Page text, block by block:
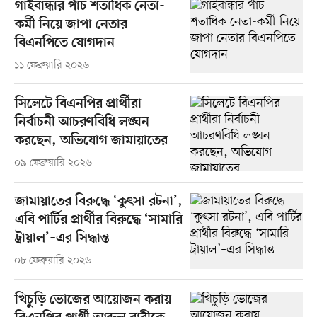
গাইবান্ধার পাঁচ শতাধিক নেতা-
কর্মী নিয়ে জাপা নেতার
বিএনপিতে যোগদান
১১ ফেব্রুয়ারি ২০২৬
সিলেটে বিএনপির প্রার্থীরা
নির্বাচনী আচরণবিধি লঙ্ঘন
করছেন, অভিযোগ জামায়াতের
০৯ ফেব্রুয়ারি ২০২৬
জামায়াতের বিরুদ্ধে ‘কুৎসা রটনা’,
এবি পার্টির প্রার্থীর বিরুদ্ধে ‘সামারি
ট্রায়াল’–এর সিদ্ধান্ত
০৮ ফেব্রুয়ারি ২০২৬
খিচুড়ি ভোজের আয়োজন করায়